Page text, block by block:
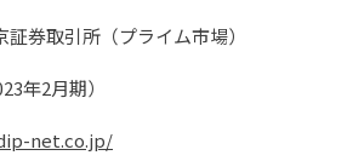
証券取引所（プライム市場）
年2月期）
net.co.jp/